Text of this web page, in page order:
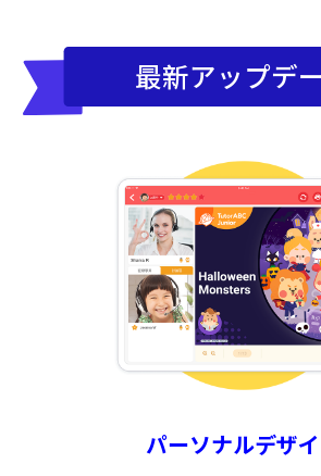
最新アップデ
パーソナルデザ